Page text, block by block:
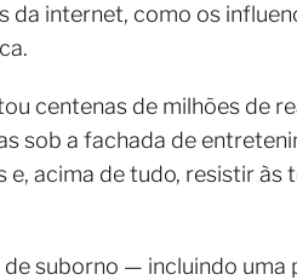
internet, como os
centenas de milhões de
sob a fachada de
acima de tudo, resistir
suborno — incluindo uma